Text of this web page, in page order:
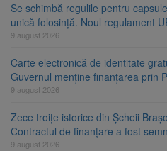
Se schimbă regulile pentru
unică folosință. Noul regulament
9 august 2026
Carte electronică de identitate
Guvernul menține finanțarea prin
9 august 2026
Zece troițe istorice din Șcheii
Contractul de finanțare a fost
9 august 2026